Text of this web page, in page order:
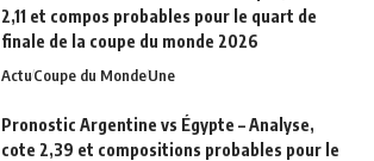
2,11 et compos probables pour le quart de
finale de la coupe du monde 2026
ActuCoupe du MondeUne
Pronostic Argentine vs Égypte – Analyse,
cote 2,39 et compositions probables pour le